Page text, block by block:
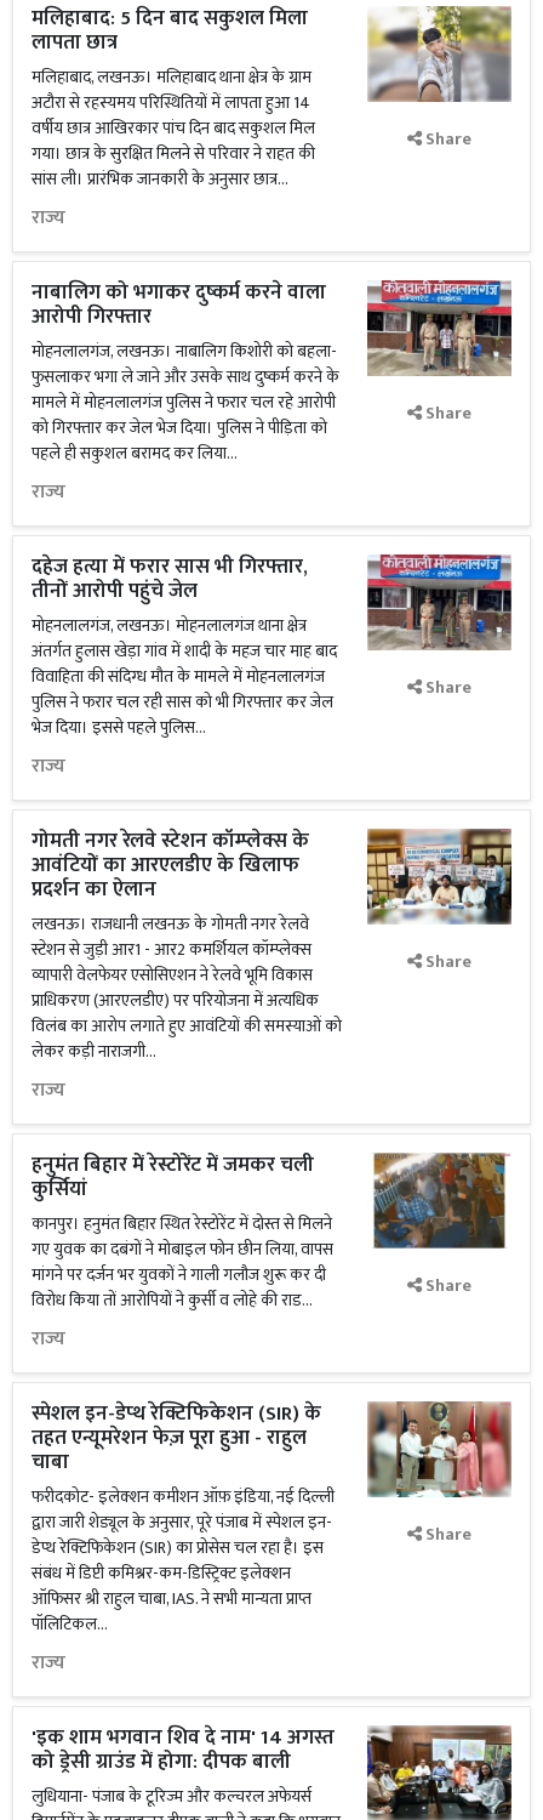
मलिहाबाद: 5 दिन बाद सकुशल मिला
लापता छात्र
मलिहाबाद, लखनऊ। मलिहाबाद थाना क्षेत्र के ग्राम
अटौरा से रहस्यमय परिस्थितियों में लापता हुआ 14
वर्षीय छात्र आखिरकार पांच दिन बाद सकुशल मिल
गया। छात्र के सुरक्षित मिलने से परिवार ने राहत की
सांस ली। प्रारंभिक जानकारी के अनुसार छात्र...
राज्य
Share
नाबालिग को भगाकर दुष्कर्म करने वाला
आरोपी गिरफ्तार
मोहनलालगंज, लखनऊ। नाबालिग किशोरी को बहला-
फुसलाकर भगा ले जाने और उसके साथ दुष्कर्म करने के
मामले में मोहनलालगंज पुलिस ने फरार चल रहे आरोपी
को गिरफ्तार कर जेल भेज दिया। पुलिस ने पीड़िता को
पहले ही सकुशल बरामद कर लिया...
राज्य
Share
दहेज हत्या में फरार सास भी गिरफ्तार,
तीनों आरोपी पहुंचे जेल
मोहनलालगंज, लखनऊ। मोहनलालगंज थाना क्षेत्र
अंतर्गत हुलास खेड़ा गांव में शादी के महज चार माह बाद
विवाहिता की संदिग्ध मौत के मामले में मोहनलालगंज
पुलिस ने फरार चल रही सास को भी गिरफ्तार कर जेल
भेज दिया। इससे पहले पुलिस...
राज्य
Share
गोमती नगर रेलवे स्टेशन कॉम्प्लेक्स के
आवंटियों का आरएलडीए के खिलाफ
प्रदर्शन का ऐलान
लखनऊ। राजधानी लखनऊ के गोमती नगर रेलवे
स्टेशन से जुड़ी आर1 - आर2 कमर्शियल कॉम्प्लेक्स
व्यापारी वेलफेयर एसोसिएशन ने रेलवे भूमि विकास
प्राधिकरण (आरएलडीए) पर परियोजना में अत्यधिक
विलंब का आरोप लगाते हुए आवंटियों की समस्याओं को
लेकर कड़ी नाराजगी...
राज्य
Share
हनुमंत बिहार में रेस्टोरेंट में जमकर चली
कुर्सियां
कानपुर। हनुमंत बिहार स्थित रेस्टोरेंट में दोस्त से मिलने
गए युवक का दबंगों ने मोबाइल फोन छीन लिया, वापस
मांगने पर दर्जन भर युवकों ने गाली गलौज शुरू कर दी
विरोध किया तों आरोपियों ने कुर्सी व लोहे की राड...
राज्य
Share
स्पेशल इन-डेप्थ रेक्टिफिकेशन (SIR) के
तहत एन्यूमरेशन फेज़ पूरा हुआ - राहुल
चाबा
फरीदकोट- इलेक्शन कमीशन ऑफ़ इंडिया, नई दिल्ली
द्वारा जारी शेड्यूल के अनुसार, पूरे पंजाब में स्पेशल इन-
डेप्थ रेक्टिफिकेशन (SIR) का प्रोसेस चल रहा है। इस
संबंध में डिप्टी कमिश्नर-कम-डिस्ट्रिक्ट इलेक्शन
ऑफिसर श्री राहुल चाबा, IAS. ने सभी मान्यता प्राप्त
पॉलिटिकल...
राज्य
Share
'इक शाम भगवान शिव दे नाम' 14 अगस्त
को ड्रेसी ग्राउंड में होगा: दीपक बाली
लुधियाना- पंजाब के टूरिज्म और कल्चरल अफेयर्स